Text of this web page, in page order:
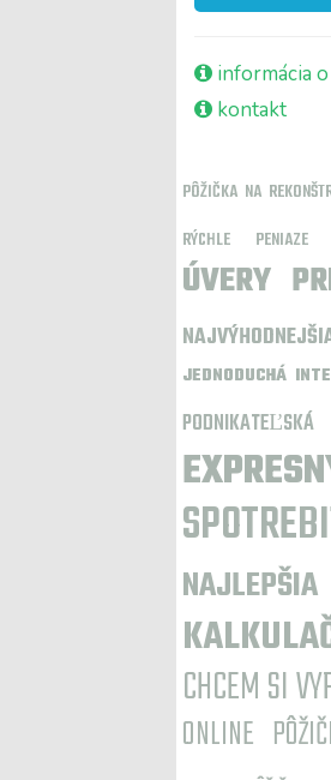
informácia
kontakt
PÔŽIČKA NA
RÝCHLE PENIAZE
ÚVERY
JEDNODUCHÁ
CHCEM SI
ONLINE